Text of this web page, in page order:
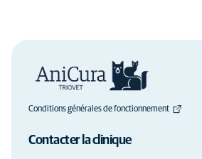
Conditions générales de fonctionnement
Contacter la clinique